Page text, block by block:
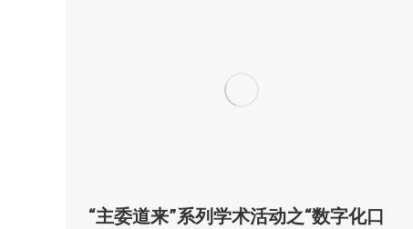
“主委道来”系列学术活动之“数字化口